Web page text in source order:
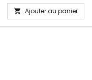
 Ajouter au panier